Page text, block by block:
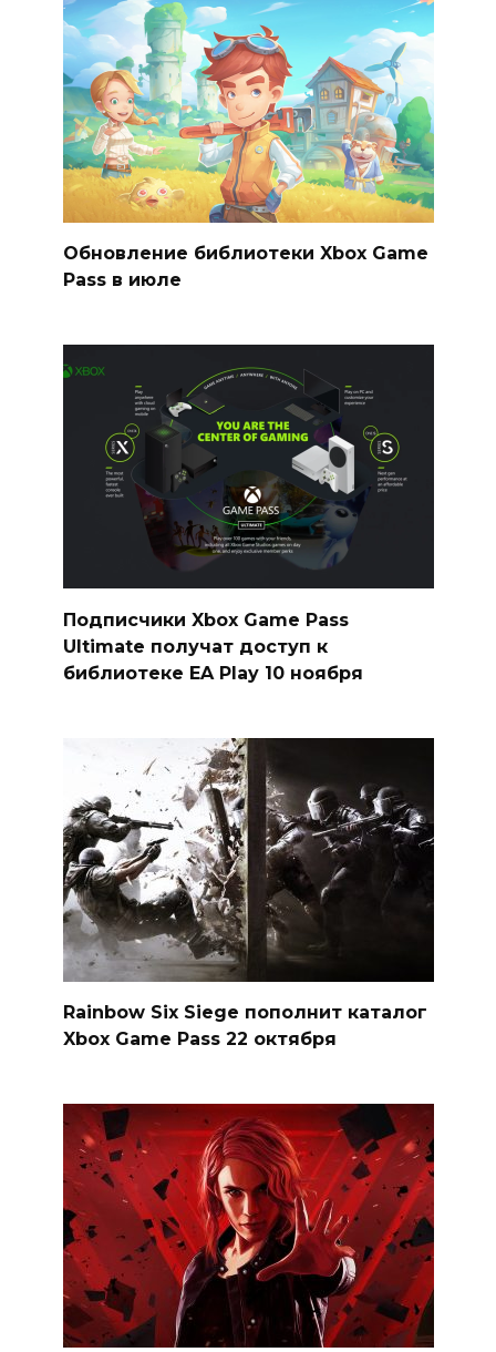
Обновление библиотеки Xbox Game
Pass в июле
Подписчики Xbox Game Pass
Ultimate получат доступ к
библиотеке EA Play 10 ноября
Rainbow Six Siege пополнит каталог
Xbox Game Pass 22 октября